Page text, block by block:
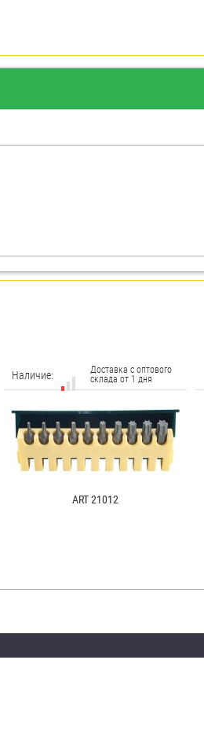
Наличие: Доставка с оптового
склада от 1 дня
ART 21012
Доставка с оптового
склада от 1 дня
Доставка с оптового
склада от 1 дня